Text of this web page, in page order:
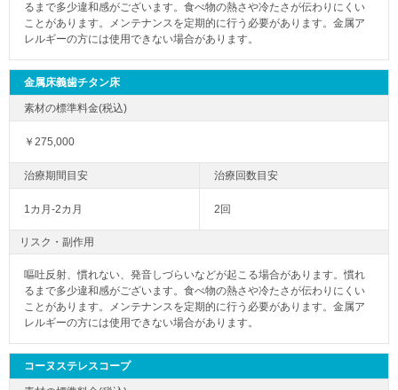
るまで多少違和感がございます。食べ物の熱さや冷たさが伝わりにくい
ことがあります。メンテナンスを定期的に行う必要があります。金属ア
レルギーの方には使用できない場合があります。
金属床義歯チタン床
￥275,000
1カ月-2カ月 2回
リスク・副作用
嘔吐反射、慣れない、発音しづらいなどが起こる場合があります。慣れ
るまで多少違和感がございます。食べ物の熱さや冷たさが伝わりにくい
ことがあります。メンテナンスを定期的に行う必要があります。金属ア
レルギーの方には使用できない場合があります。
コーヌステレスコープ